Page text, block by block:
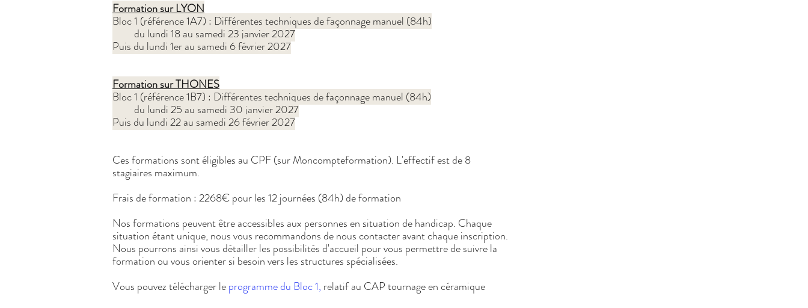
Formation sur LYON
Bloc 1 (référence 1A7) : Différentes techniques de façonnage manuel (84h)
du lundi 18 au samedi 23 janvier 2027
Puis du lundi 1er au samedi 6 février 2027
Formation sur THONES
Bloc 1 (référence 1B7) : Différentes techniques de façonnage manuel (84h)
du lundi 25 au samedi 30 janvier 2027
Puis du lundi 22 au samedi 26 février 2027
Ces formations sont éligibles au CPF (sur Moncompteformation). L'effectif est de 8
stagiaires maximum.
Frais de formation : 2268€ pour les 12 journées (84h) de formation
Nos formations peuvent être accessibles aux personnes en situation de handicap. Chaque
situation étant unique, nous vous recommandons de nous contacter avant chaque inscription.
Nous pourrons ainsi vous détailler les possibilités d'accueil pour vous permettre de suivre la
formation ou vous orienter si besoin vers les structures spécialisées.
Vous pouvez télécharger leprogramme du Bloc 1, relatif au CAP tournage en céramique